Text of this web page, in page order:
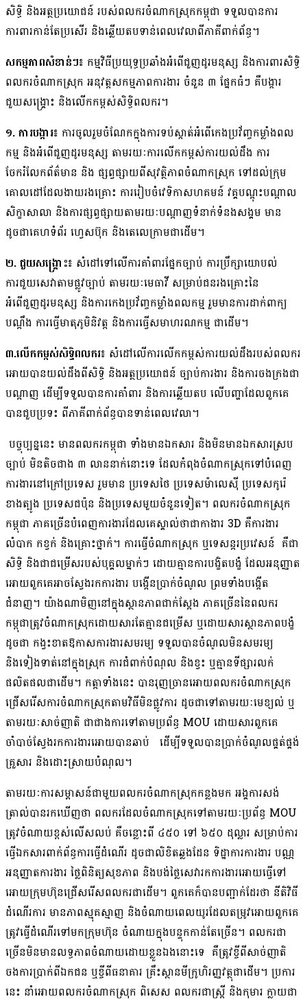
សិទ្ធិ និងអត្ថប្រយោជន៍ របស់ពលករចំណាកស្រុកកម្ពុជា ទទួលបានការ
ការពារកាន់តែប្រសើរ និងឆ្លើយតបទាន់ពេលវេលាពីភាគីពាក់ព័ន្ធ។
សកម្មភាពសំខាន់ៗ៖ កម្មវិធីប្រយុទ្ធប្រឆាំងអំពើជួញដូរមនុស្ស និងការពារសិទ្ធិ
ពលករចំណាកស្រុក អនុវត្តសកម្មភាពការងារ ចំនួន ៣ ផ្នែកធំៗ គឺបង្ការ
ជួយសង្គ្រោះ និងលើកកម្ពស់សិទ្ធិពលករ។
១. ការបង្ការ៖ ការចូលរួមចំណែកក្នុងការទប់ស្កាត់អំពើកេងប្រវ័ញ្ចកម្លាំងពល
កម្ម និងអំពើជួញដូរមនុស្ស តាមរយៈការលើកកម្ពស់ការយល់ដឹង ការ
ចែករំលែកព័ត៌មាន និង ផ្សព្វផ្សាយពីសុវត្ថិភាពចំណាកស្រុក ទៅដល់ក្រុម
គោលដៅដែលងាយរងគ្រោះ ការរៀបចំវេទិកាសហគមន៍ វគ្គបណ្តុះបណ្តាល
សិក្ខាសាលា និងការផ្សព្វផ្សាយតាមរយៈបណ្តាញទំនាក់ទំនងសង្គម មាន
ដូចជាគេហទំព័រ ហេ្វសប៊ុក និងតេលេក្រាមជាដើម។
២. ជួយសង្រ្គោះ៖ សំដៅទៅលើការគាំពារផ្នែកច្បាប់ ការប្រឹក្សាយោបល់
ការជួយសេវាតាមផ្លូវច្បាប់ តាមរយៈមេធាវី សម្រាប់ជនរងគ្រោះនៃ
អំពើជួញដូរមនុស្ស និងការកេងប្រវ័ញ្ចកម្លាំងពលកម្ម រួមមានការដាក់ពាក្យ
បណ្តឹង ការធ្វើមាតុភូមិនិវត្ត និងការធ្វើសមាហរណកម្ម ជាដើម។
៣.លើកកម្ពស់សិទ្ធិពលករ៖ សំដៅលើការលើកកម្ពស់ការយល់ដឹងរបស់ពលករ
អោយបានយល់ដឹងពីសិទ្ធិ និងអត្ថប្រយោជន៍ ច្បាប់ការងារ និងការចងក្រងជា
បណ្តាញ ដើម្បីទទួលបានការគាំពារ និងការឆ្លើយតប លើបញ្ហាដែលពួកគេ
បានជួបប្រទះ ពីភាគីពាក់ព័ន្ធបានទាន់ពេលវេលា។
បច្ចុប្បន្ននេះ មានពលករកម្ពុជា ទាំងមានឯកសារ និងមិនមានឯកសារស្រប
ច្បាប់ មិនតិចជាង ៣ លាននាក់នោះទេ ដែលកំពុងចំណាកស្រុកទៅបំពេញ
ការងារនៅក្រៅប្រទេស រួមមាន ប្រទេសថៃ ប្រទេសម៉ាលេស៊ី ប្រទេសកូរ៉េ
ខាងត្បូង ប្រទេសជប៉ុន និងប្រទេសមួយចំនួនទៀត។ ពលករចំណាកស្រុក
កម្ពុជា ភាគច្រើនបំពេញការងារដែលគេស្គាល់ថាជាកាងារ 3D គឺការងារ
លំបាក កខ្វក់ និងគ្រោះថ្នាក់។ ការធ្វើចំណាកស្រុក ឬទេសន្តរប្រវេសន៍ គឺជា
សិទ្ធិ និងជាជម្រើសរបស់បុគ្គលម្នាក់ៗ ដោយគ្មានការបង្ខិតបង្ខំ ដែលអនុញ្ញាត
អោយពួកគេអាចស្វែងរកការងារ បង្កើនប្រាក់ចំណូល ព្រមទាំងបង្កើត
ជំនាញ។ យ៉ាងណាមិញនៅក្នុងស្ថានភាពជាក់ស្តែង ភាគច្រើននៃពលករ
កម្ពុជាត្រូវចំណាកស្រុកដោយសារតែគ្មានជម្រើស ឬដោយសារស្ថានភាពបង្ខំ
ដូចជា កង្វះខាតឱកាសការងារសមរម្យ ទទួលបានចំណូលមិនសមរម្យ
និងទៀងទាត់នៅក្នុងស្រុក ការជំពាក់បំណុល និងខ្វះ ឬគ្មានទីផ្សារលក់
ផលិតផលជាដើម។ កត្តាទាំងនេះ បានរុញច្រានអោយពលករចំណាកស្រុក
ជ្រើសរើសការចំណាកស្រុកតាមវិធីមិនផ្លូវការ ដូចជាទៅតាមរយៈមេខ្យល់ ឬ
តាមរយៈសាច់ញាតិ ជាជាងការទៅតាមប្រព័ន្ធ MOU ដោយសារពួកគេ
ចាំបាច់ស្វែងរកការងារអោយបានឆាប់ ដើម្បីទទួលបានប្រាក់ចំណូលផ្គត់ផ្គង់
គ្រួសារ និងដោះស្រាយបំណុល។
តាមរយៈការសម្ភាសន៍ជាមួយពលករចំណាកស្រុកកន្លងមក អង្គការសង់
ត្រាល់បានរកឃើញថា ពលករដែលចំណាកស្រុកទៅតាមរយៈប្រព័ន្ធ MOU
ត្រូវចំណាយខ្ពស់លើសលប់ គឺចន្លោះពី ៤៥០ ទៅ ៦៥០ ដុល្លារ សម្រាប់ការ
ធ្វើឯកសារពាក់ព័ន្ធការធ្វើដំណើរ ដូចជាលិខិតឆ្លងដែន ទិដ្ឋាការការងារ បណ្ណ
អនុញ្ញាតការងារ ថ្លៃពិនិត្យសុខភាព និងបង់ថ្លៃសេវារកការងារអោយធ្វើទៅ
អោយក្រុមហ៊ុនជ្រើសរើសពលករជាដើម។ ពួកគេក៏បានបញ្ជាក់ដែរថា នីតិវិធី
ដំណើរការ មានភាពស្មុគស្មាញ និងចំណាយពេលយូរដែលតម្រូវអោយពួកគេ
ត្រូវធ្វើដំណើរទៅមកក្រុមហ៊ុន ចំណាយក្នុងបន្ទុកកាន់តែច្រើន។ ពលករជា
ច្រើនមិនមានលទ្ធភាពចំណាយដោយខ្លួនឯងនោះទេ គឺត្រូវខ្ចីពីសាច់ញាតិ
ចងការប្រាក់ពីឯកជន ឬខ្ចីពីធនាគារ គ្រឹះស្ថានមីក្រូហិរញ្ញវត្ថុជាដើម។ ប្រការ
នេះ នាំអោយពលករចំណាកស្រុក ពិសេស ពលករជាស្រី្ត និងកុមារ ក្លាយជា